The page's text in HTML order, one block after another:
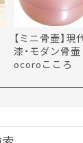
【ミニ骨壷】現
漆・モダン骨壷
ocoroこころ